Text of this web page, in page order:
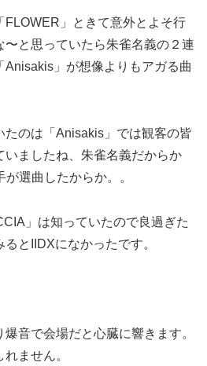
FLOWER」ときて意外とよそ行
〜と思っていたら朱雀名義の２連
Anisakis」が想像よりもアガる曲
たのは「Anisakis」では観客の皆
いましたね、朱雀名義だからか
選曲したからか。。
」は知っていたので良過ぎた
とIIDXになかったです。
音で会場だと心臓に響きます。
ません。